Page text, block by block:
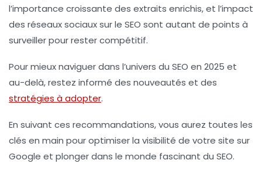
l’importance croissante des extraits enrichis, et l’impact
des réseaux sociaux sur le SEO sont autant de points à
surveiller pour rester compétitif.
Pour mieux naviguer dans l’univers du SEO en 2025 et
au-delà, restez informé des nouveautés et des
stratégies à adopter.
En suivant ces recommandations, vous aurez toutes les
clés en main pour optimiser la visibilité de votre site sur
Google et plonger dans le monde fascinant du SEO.